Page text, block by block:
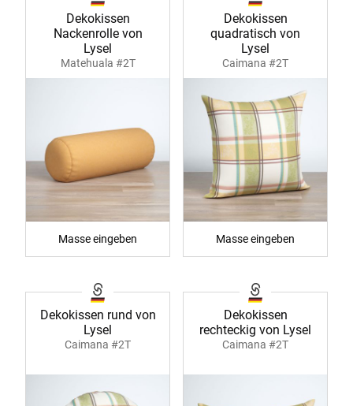
Dekokissen
Nackenrolle von
Lysel
Matehuala #2T
Masse eingeben
Dekokissen
quadratisch von
Lysel
Caimana #2T
Masse eingeben
Dekokissen rund von
Lysel
Caimana #2T
Dekokissen
rechteckig von Lysel
Caimana #2T